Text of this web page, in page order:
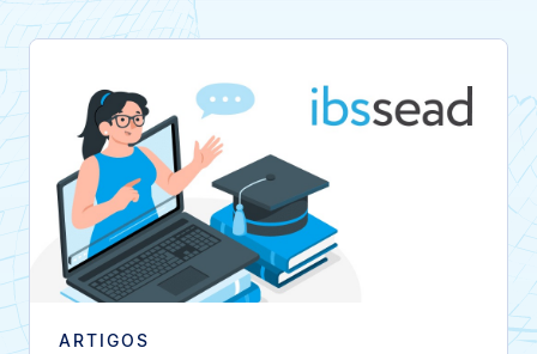
ARTIGOS